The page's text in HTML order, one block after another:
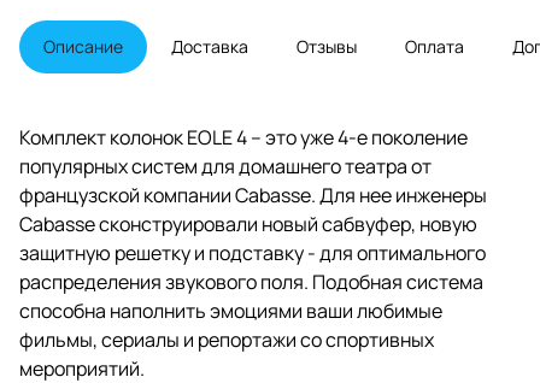
решетку и подставку - для
оптимального распределения
звукового поля. Подобная
фильмы, сериалы и репортажи со
спортивных мероприятий.
Описание Доставка Отзывы Оплата
Комплект колонок EOLE 4 – это уже 4-е поколение
популярных систем для домашнего театра от
французской компании Cabasse. Для нее инженеры
Cabasse сконструировали новый сабвуфер, новую
защитную решетку и подставку - для оптимального
распределения звукового поля. Подобная система
способна наполнить эмоциями ваши любимые
фильмы, сериалы и репортажи со спортивных
мероприятий.